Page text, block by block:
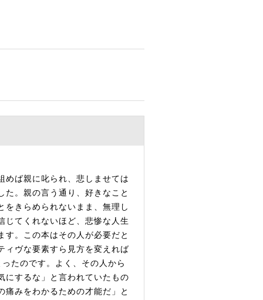
めば親に叱られ、悲しませては
た。親の言う通り、好きなこと
をきらめられないまま、無理し
じてくれないほど、悲惨な人生
す。この本はその人が必要だと
ィヴな要素すら見方を変えれば
たのです。よく、その人から
にするな」と言われていたもの
痛みをわかるための才能だ」と